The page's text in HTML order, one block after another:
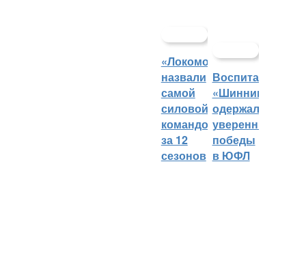
«Локомотив»
назвали
самой
силовой
командой
за 12
сезонов
Воспитанники
«Шинника»
одержали
уверенные
победы
в ЮФЛ